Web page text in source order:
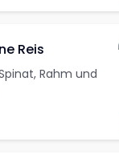
Reis
Rahm und